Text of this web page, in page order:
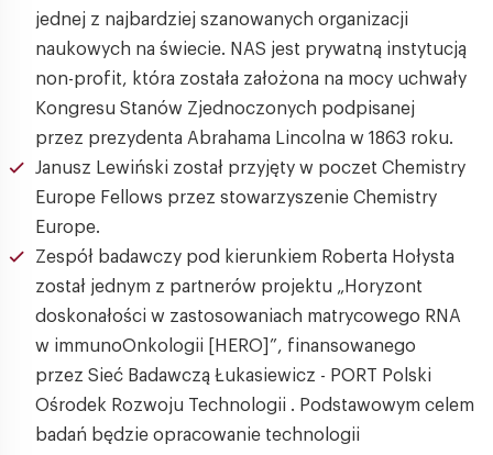
jednej z najbardziej szanowanych organizacji
naukowych na świecie. NAS jest prywatną instytucją
non-profit, która została założona na mocy uchwały
Kongresu Stanów Zjednoczonych podpisanej
przez prezydenta Abrahama Lincolna w 1863 roku.
Janusz Lewiński został przyjęty w poczet Chemistry
Europe Fellows przez stowarzyszenie Chemistry
Europe.
Zespół badawczy pod kierunkiem Roberta Hołysta
został jednym z partnerów projektu „Horyzont
doskonałości w zastosowaniach matrycowego RNA
w immunoOnkologii [HERO]”, finansowanego
przez Sieć Badawczą Łukasiewicz - PORT Polski
Ośrodek Rozwoju Technologii . Podstawowym celem
badań będzie opracowanie technologii